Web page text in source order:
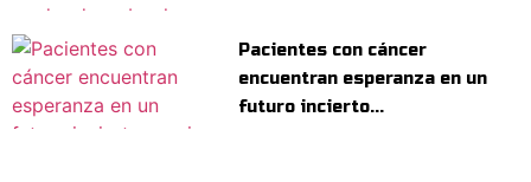
Pacientes con cáncer
encuentran esperanza en un
futuro incierto...